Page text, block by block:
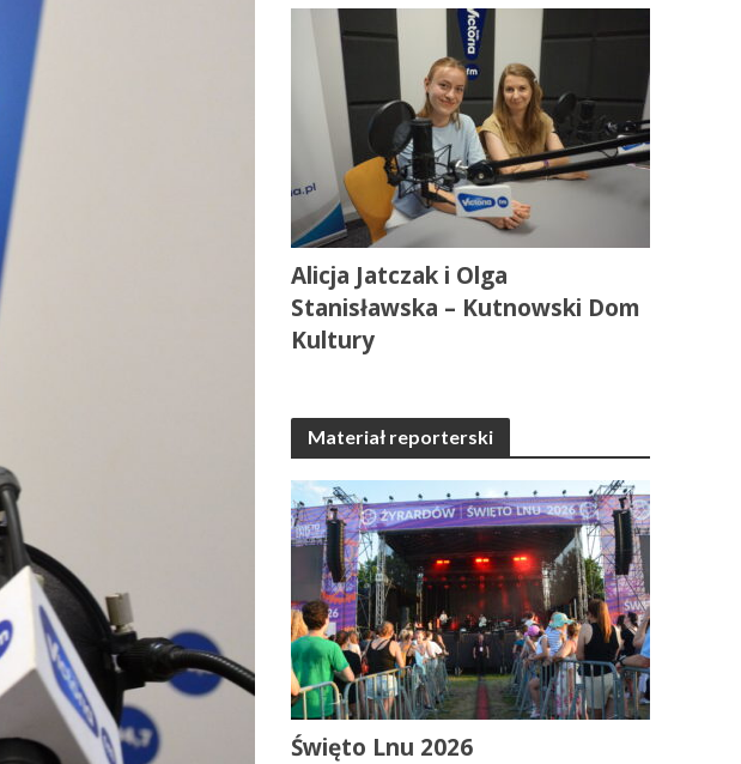
Alicja Jatczak i Olga
Stanisławska – Kutnowski Dom
Kultury
Materiał reporterski
Święto Lnu 2026